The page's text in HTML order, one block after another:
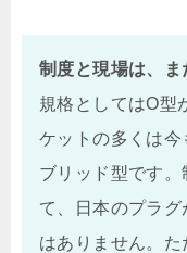
制度と現場は、
規格としてはO型
ケットの多くは今
ブリッド型です
て、日本のプラ
はありません。た